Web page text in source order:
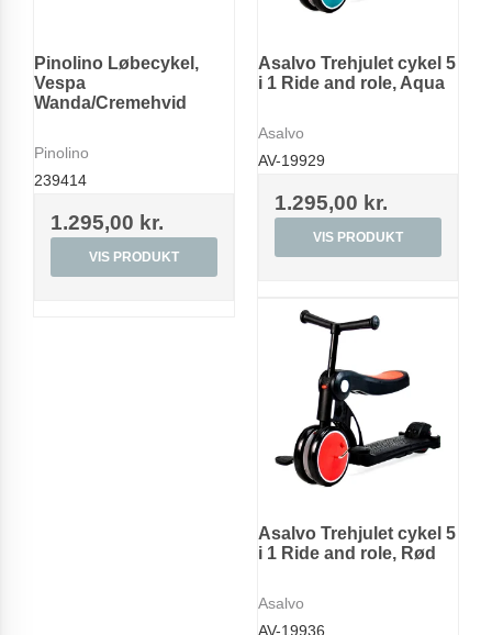
Pinolino Løbecykel,
Vespa
Wanda/Cremehvid
Pinolino
239414
1.295,00 kr.
VIS PRODUKT
Asalvo Trehjulet cykel 5
i 1 Ride and role, Aqua
Asalvo
AV-19929
1.295,00 kr.
VIS PRODUKT
Asalvo Trehjulet cykel 5
i 1 Ride and role, Rød
Asalvo
AV-19936